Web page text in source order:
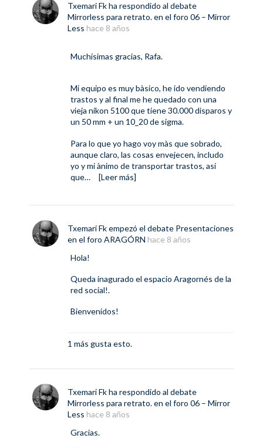
Txemari Fkha respondido al debate
Mirrorless para retrato.en el foro 06 – Mirror
Less hace 8 años
Muchisimas gracias, Rafa.
Mi equipo es muy bàsico, he ido vendiendo
trastos y al final me he quedado con una
vieja nikon 5100 que tiene 30.000 disparos y
un 50 mm + un 10_20 de sigma.
Para lo que yo hago voy màs que sobrado,
aunque claro, las cosas envejecen, includo
yo y mi ànimo de transportar trastos, así
que…
[Leer más]
Txemari Fkempezó el debate Presentaciones
en el foro ARAGÓRN hace 8 años
Hola!
Queda inagurado el espacio Aragornés de la
red social!.
Bienvenidos!
1 más gusta esto.
Txemari Fkha respondido al debate
Mirrorless para retrato.en el foro 06 – Mirror
Less hace 8 años
Gracias.